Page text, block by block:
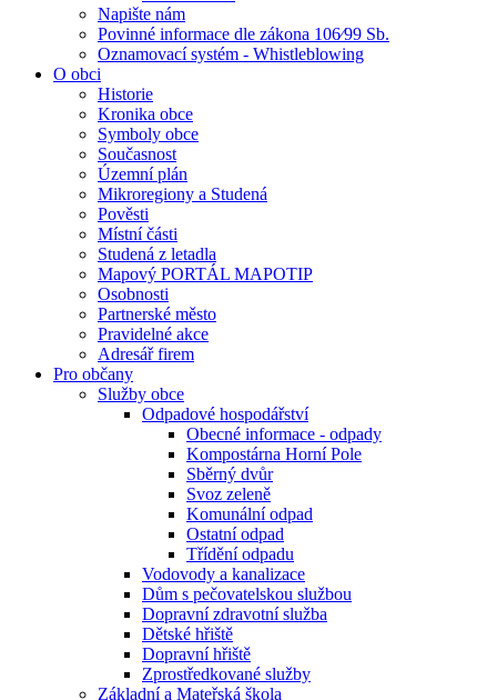
Napište nám
Povinné informace dle zákona 106⁄99 Sb.
Oznamovací systém - Whistleblowing
O obci
Historie
Kronika obce
Symboly obce
Současnost
Územní plán
Mikroregiony a Studená
Pověsti
Místní části
Studená z letadla
Mapový PORTÁL MAPOTIP
Osobnosti
Partnerské město
Pravidelné akce
Adresář firem
Pro občany
Služby obce
Odpadové hospodářství
Obecné informace - odpady
Kompostárna Horní Pole
Sběrný dvůr
Svoz zeleně
Komunální odpad
Ostatní odpad
Třídění odpadu
Vodovody a kanalizace
Dům s pečovatelskou službou
Dopravní zdravotní služba
Dětské hřiště
Dopravní hřiště
Zprostředkované služby
Základní a Mateřská škola